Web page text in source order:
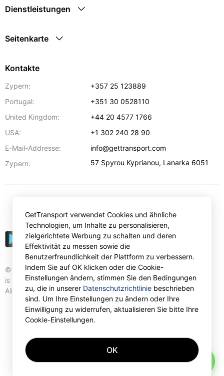
Dienstleistungen
Seitenkarte
Kontakte
Zypern:
+357 25 123889
Portugal:
+351 30 0528110
United Kingdom:
+44 20 4577 1766
USA:
+1 302 240 28 90
E-Mail-Addresse:
info@gettransport.com
Zypern:
57 Spyrou Kyprianou, Lanarka 6051
© Gettransport International Limited. GetTransport®
is trademark of Gettransport International Limited.
All rights reserved.
GetTransport verwendet Cookies und ähnliche
Technologien, um Inhalte zu personalisieren,
zielgerichtete Werbung zu schalten und deren
Effektivität zu messen sowie die
Benutzerfreundlichkeit der Plattform zu verbessern.
Indem Sie auf OK klicken oder die Cookie-
Einstellungen ändern, stimmen Sie den Bedingungen
zu, die in unserer Datenschutzrichtlinie beschrieben
sind. Um Ihre Einstellungen zu ändern oder Ihre
Einwilligung zu widerrufen, aktualisieren Sie bitte Ihre
Cookie-Einstellungen.
OK
AI